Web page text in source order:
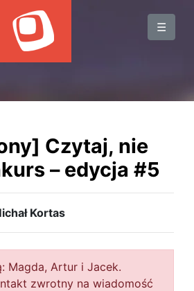
☰
BLOG
WYDARZENIA
HOSTING
Czytaj, nie
– edycja #5
Kortas
Magda, Artur i Jacek.
zwrotny na wiadomość